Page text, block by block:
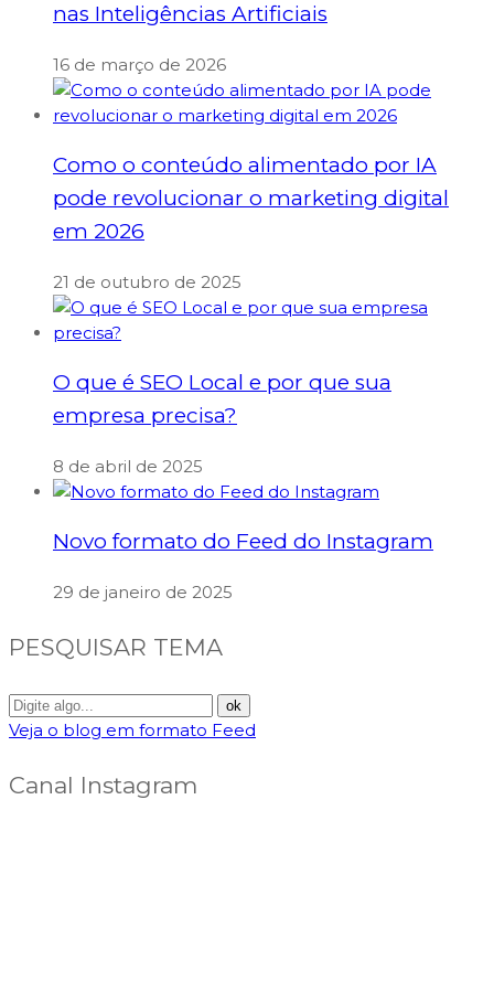
nas Inteligências Artificiais
16 de março de 2026
Como o conteúdo alimentado por IA
pode revolucionar o marketing digital
em 2026
21 de outubro de 2025
O que é SEO Local e por que sua
empresa precisa?
8 de abril de 2025
Novo formato do Feed do Instagram
29 de janeiro de 2025
PESQUISAR TEMA
Veja o blog em formato Feed
Canal Instagram